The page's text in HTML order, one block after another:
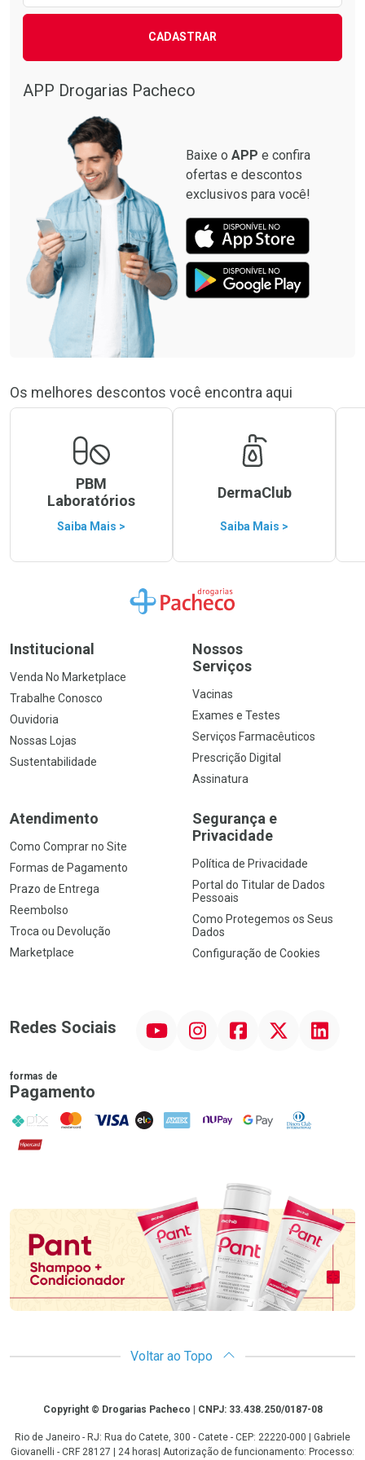
CADASTRAR
APP Drogarias Pacheco
Baixe o APP e confira
ofertas e descontos
exclusivos para você!
Os melhores descontos você encontra aqui
PBM
Laboratórios
Saiba Mais >
DermaClub
Saiba Mais >
Ir para a Home
Institucional
Venda No Marketplace
Trabalhe Conosco
Ouvidoria
Nossas Lojas
Sustentabilidade
Nossos
Serviços
Vacinas
Exames e Testes
Serviços Farmacêuticos
Prescrição Digital
Assinatura
Atendimento
Como Comprar no Site
Formas de Pagamento
Prazo de Entrega
Reembolso
Troca ou Devolução
Marketplace
Segurança e
Privacidade
Política de Privacidade
Portal do Titular de Dados
Pessoais
Como Protegemos os Seus
Dados
Configuração de Cookies
Redes Sociais InstagramFacebook Linkedin
formas de
Pagamento
PIX MasterCard
VISA ELO AMEX NuPay Google PayDiners Club
Hipercard
Promoção em Destaque
Voltar ao Topo
CopyrightCopyright © Drogarias Pacheco | CNPJ: 33.438.250/0187-08
Rio de Janeiro - RJ: Rua do Catete, 300 - Catete - CEP: 22220-000 | Gabriele
Giovanelli - CRF 28127 | 24 horas| Autorização de funcionamento: Processo: